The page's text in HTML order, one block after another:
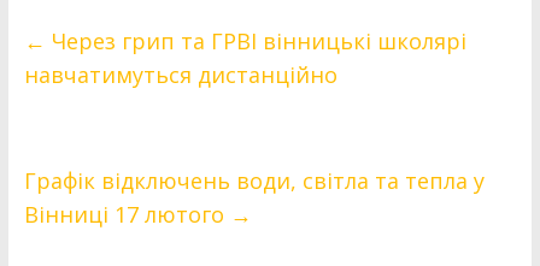
← Через грип та ГРВІ вінницькі школярі
навчатимуться дистанційно
Графік відключень води, світла та тепла у
Вінниці 17 лютого →